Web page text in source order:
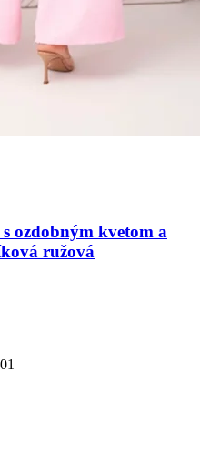
ozdobným kvetom a
ružová